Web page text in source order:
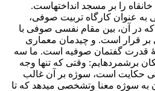
را بر مسجد انداخته­است.
به عنوان کارگاه تربیت صوفی،
در آن، بین مقام نفسی صوفی با
بر قرار است. و چیدمان معماری
قدرت گفتمان صوفیه است. ما سه
برشمرده­ایم: وقتی که تنها وجه
حکایت است، سوژه بر آن غالب
به سوژه معنا وتشخصی می­دهد که تا